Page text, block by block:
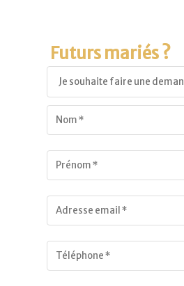
Futurs mariés ?